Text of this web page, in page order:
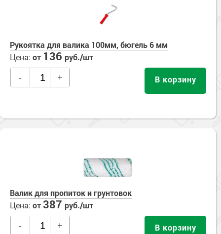
Рукоятка для валика 100мм, бюгель 6 мм
Цена: от 136 руб./шт
- + В корзину
Валик для пропиток и грунтовок
Цена: от387 руб./шт
- + В корзину